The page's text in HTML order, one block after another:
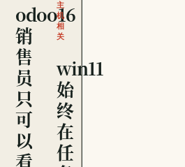
odoo16
销
售
员
只
可
以
看
主
机
相
关
win11
始
终
在
任